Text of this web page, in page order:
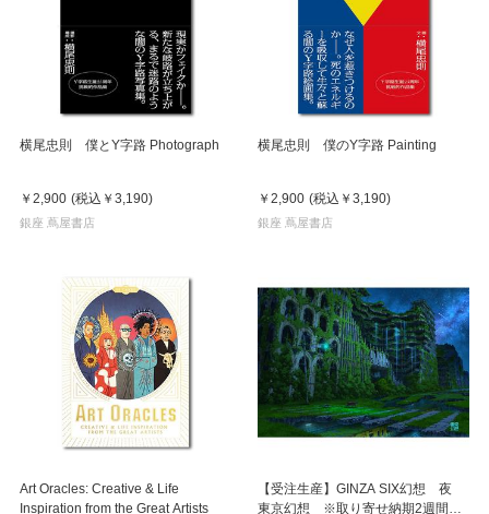
横尾忠則 僕とY字路 Photograph
￥2,900 (税込 ￥3,190)
銀座 蔦屋書店
横尾忠則 僕のY字路 Painting
￥2,900 (税込 ￥3,190)
銀座 蔦屋書店
Art Oracles: Creative & Life
Inspiration from the Great Artists
【受注生産】GINZA SIX幻想 夜
東京幻想 ※取り寄せ納期2週間ほ